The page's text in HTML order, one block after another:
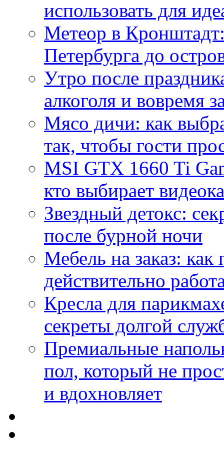
использовать для
Метеор в
Петербурга до
Утро после
алкоголя и вовремя
Мясо дичи: как
так, чтобы гости
MSI GTX 1660 Ti
кто выбирает
Звездный детокс:
после бурной ночи
Мебель на заказ:
действительно
Кресла для
секреты долгой
Премиальные
пол, который не
и вдохновляет